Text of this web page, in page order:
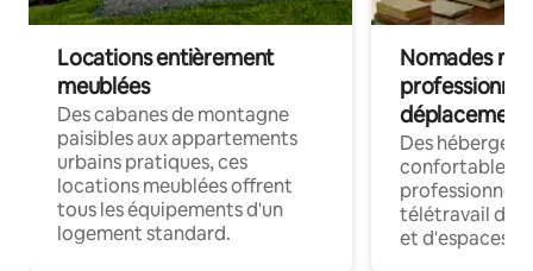
Locations entièrement
meublées
Des cabanes de montagne
paisibles aux appartements
urbains pratiques, ces
locations meublées offrent
tous les équipements d'un
logement standard.
Nomades
déplacement
Des
confortables
professionnels
télétravail
et d'espaces